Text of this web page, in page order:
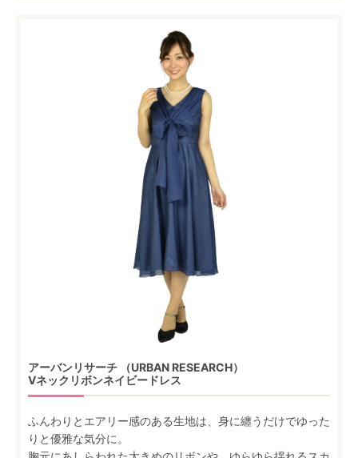
アーバンリサーチ （URBAN RESEARCH）
Vネックリボンネイビードレス
ふんわりとエアリー感のある生地は、身に纏うだけでゆった
りと優雅な気分に。